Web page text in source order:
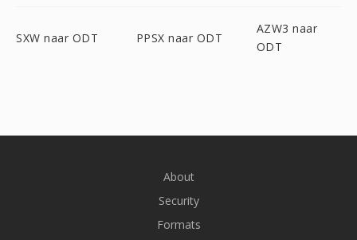
SXW naar ODT PPSX naar ODT
AZW3 naar
ODT
About
Security
Formats